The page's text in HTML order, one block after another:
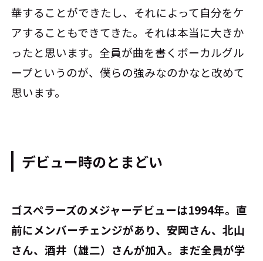
華することができたし、それによって自分をケ
アすることもできてきた。それは本当に大きか
ったと思います。全員が曲を書くボーカルグル
ープというのが、僕らの強みなのかなと改めて
思います。
デビュー時のとまどい
――ゴスペラーズのメジャーデビューは1994年。直
前にメンバーチェンジがあり、安岡さん、北山
さん、酒井（雄二）さんが加入。まだ全員が学